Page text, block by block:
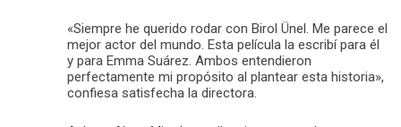
«Siempre he querido rodar con Birol Ünel. Me parece el
mejor actor del mundo. Esta película la escribí para él
y para Emma Suárez. Ambos entendieron
perfectamente mi propósito al plantear esta historia»,
confiesa satisfecha la directora.